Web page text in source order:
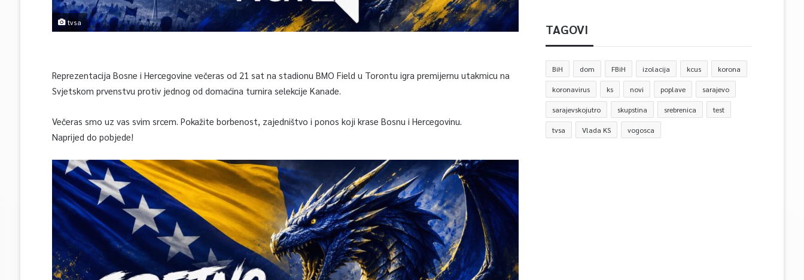
tvsa
Reprezentacija Bosne i Hercegovine večeras od 21 sat na stadionu BMO Field u Torontu igra premijernu utakmicu na
Svjetskom prvenstvu protiv jednog od domaćina turnira selekcije Kanade.
Večeras smo uz vas svim srcem. Pokažite borbenost, zajedništvo i ponos koji krase Bosnu i Hercegovinu.
Naprijed do pobjede!
TAGOVI
BiH dom FBiH izolacija kcus korona
koronavirus ks novi poplave sarajevo
sarajevskojutro skupstina srebrenica test
tvsa Vlada KS vogosca